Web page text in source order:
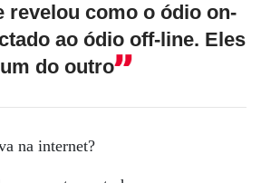
revelou como o ódio on-
ao ódio off-line. Eles
do outro
na internet?